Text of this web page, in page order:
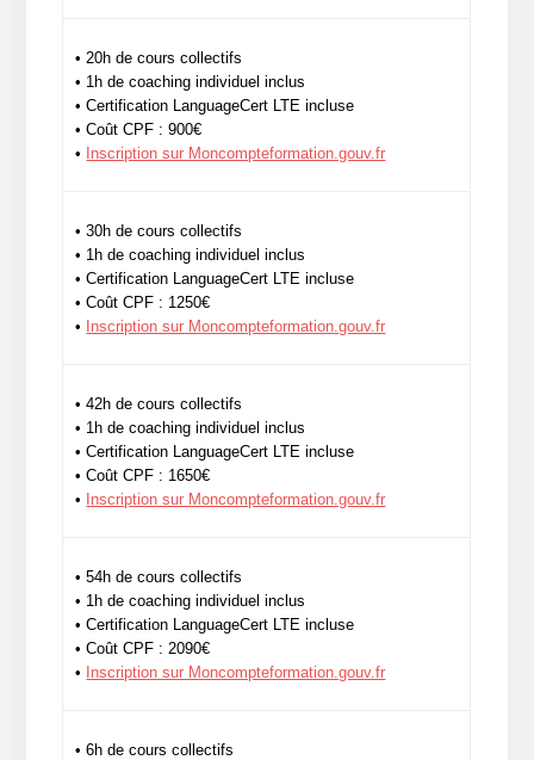
• 20h de cours collectifs
• 1h de coaching individuel inclus
• Certification LanguageCert LTE incluse
• Coût CPF : 900€
•
Inscription sur Moncompteformation.gouv.fr
• 30h de cours collectifs
• 1h de coaching individuel inclus
• Certification LanguageCert LTE incluse
• Coût CPF : 1250€
•
Inscription sur Moncompteformation.gouv.fr
• 42h de cours collectifs
• 1h de coaching individuel inclus
• Certification LanguageCert LTE incluse
• Coût CPF : 1650€
•
Inscription sur Moncompteformation.gouv.fr
• 54h de cours collectifs
• 1h de coaching individuel inclus
• Certification LanguageCert LTE incluse
• Coût CPF : 2090€
•
Inscription sur Moncompteformation.gouv.fr
• 6h de cours collectifs